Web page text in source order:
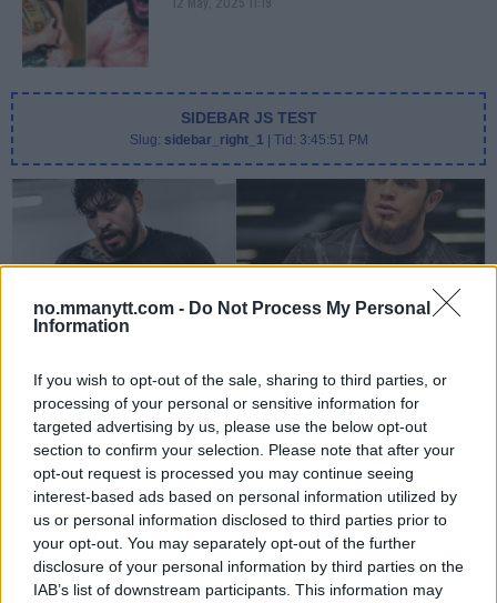
no.mmanytt.com - Do Not Process My Personal
Information
If you wish to opt-out of the sale, sharing to third parties, or
processing of your personal or sensitive information for
targeted advertising by us, please use the below opt-out
section to confirm your selection. Please note that after your
opt-out request is processed you may continue seeing
interest-based ads based on personal information utilized by
us or personal information disclosed to third parties prior to
your opt-out. You may separately opt-out of the further
disclosure of your personal information by third parties on the
IAB’s list of downstream participants. This information may
SIDEBAR JS TEST
Slug: sidebar_right_1 | Tid: 3:45:51 PM
Hype FC ønsker å booke Dillon Danis vs Chanko Zaynukov
Erik Solvang 13 January, 2026 15:37